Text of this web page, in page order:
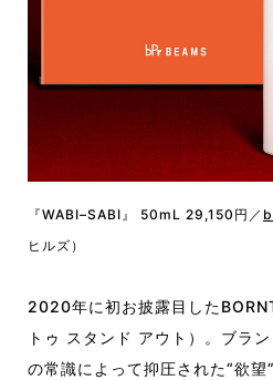
『WABI–SABI』 50mL 29,150円／
ヒルズ）
2020年に初お披露目した
トゥ スタンド アウト）。ブラ
の常識によって抑圧された“欲